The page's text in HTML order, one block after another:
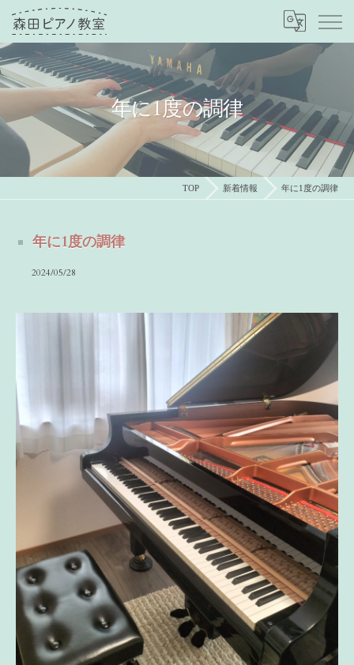
年に1度の調律
TOP 新着情報 年に1度の調律
年に1度の調律
2024/05/28